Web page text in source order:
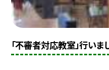
「不審者対応教室」行いま